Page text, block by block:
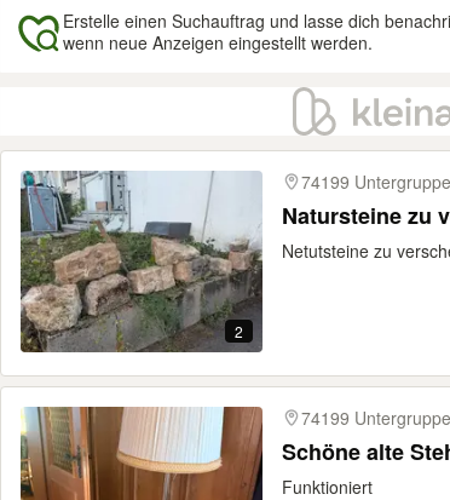
Erstelle einen Suchauftrag und lasse dich
wenn neue Anzeigen eingestellt werden.
Ergebnisse
2
74199
Natursteine zu
Netutsteine zu
74199
Schöne alte
Funktioniert